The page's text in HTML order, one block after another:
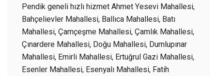
Pendik geneli hızlı hizmet Ahmet Yesevi Mahallesi,
Bahçelievler Mahallesi, Ballıca Mahallesi, Batı
Mahallesi, Çamçeşme Mahallesi, Çamlık Mahallesi,
Çınardere Mahallesi, Doğu Mahallesi, Dumlupınar
Mahallesi, Emirli Mahallesi, Ertuğrul Gazi Mahallesi,
Esenler Mahallesi, Esenyalı Mahallesi, Fatih